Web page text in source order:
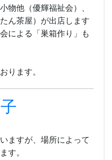
物他（優輝福祉会）、
ん茶屋）が出店します
による「巣箱作り」も
ります。
ますが、場所によって
す。